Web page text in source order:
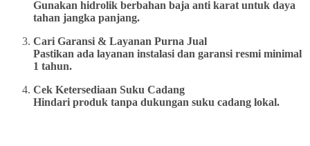
Gunakan hidrolik berbahan baja anti karat untuk daya
tahan jangka panjang.
Cari Garansi & Layanan Purna Jual
Pastikan ada layanan instalasi dan garansi resmi minimal
1 tahun.
Cek Ketersediaan Suku Cadang
Hindari produk tanpa dukungan suku cadang lokal.